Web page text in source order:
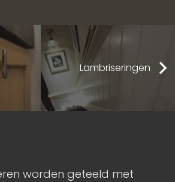
Lambriseringen
worden geteeld met